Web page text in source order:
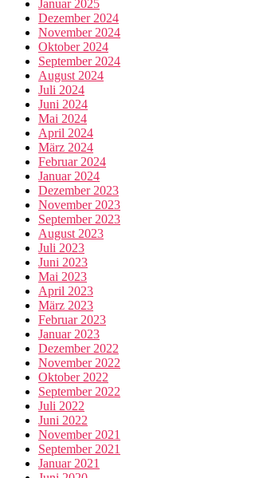
Januar 2025
Dezember 2024
November 2024
Oktober 2024
September 2024
August 2024
Juli 2024
Juni 2024
Mai 2024
April 2024
März 2024
Februar 2024
Januar 2024
Dezember 2023
November 2023
September 2023
August 2023
Juli 2023
Juni 2023
Mai 2023
April 2023
März 2023
Februar 2023
Januar 2023
Dezember 2022
November 2022
Oktober 2022
September 2022
Juli 2022
Juni 2022
November 2021
September 2021
Januar 2021